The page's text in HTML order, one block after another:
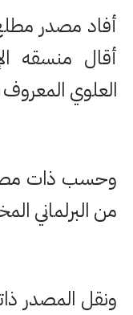
أفاد مصدر
أقال منسقه
العلوي المعروف
وحسب ذات
من البرلماني
ونقل المصدر